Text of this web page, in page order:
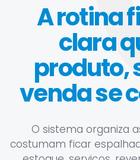
A rotina
clara
produto,
venda se
O sistema organiza
costumam ficar